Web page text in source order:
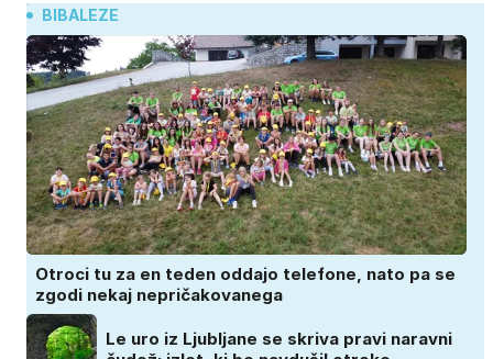
BIBALEZE
Otroci tu za en teden oddajo telefone, nato pa se
zgodi nekaj nepričakovanega
Le uro iz Ljubljane se skriva pravi naravni